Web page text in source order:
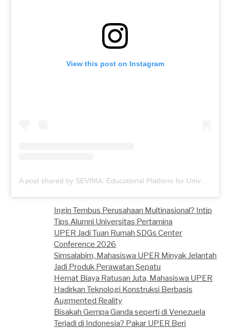
View this post on Instagram
Ingin Tembus Perusahaan Multinasional? Intip
Tips Alumni Universitas Pertamina
UPER Jadi Tuan Rumah SDGs Center
Conference 2026
Simsalabim, Mahasiswa UPER Minyak Jelantah
Jadi Produk Perawatan Sepatu
Hemat Biaya Ratusan Juta, Mahasiswa UPER
Hadirkan Teknologi Konstruksi Berbasis
Augmented Reality
Bisakah Gempa Ganda seperti di Venezuela
Terjadi di Indonesia? Pakar UPER Beri